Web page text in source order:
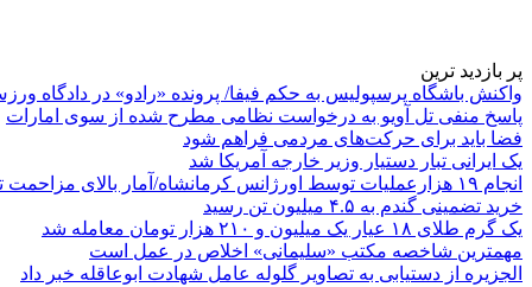
پر بازدید ترین
واکنش باشگاه پرسپولیس به حکم فیفا/ پرونده «رادو» در دادگاه
پاسخ منفی تل آویو به درخواست نظامی مطرح شده از سوی امارات
فضا باید برای حرکت‌های مردمی فراهم شود
یک ایرانی تبار دستیار وزیر خارجه آمریکا شد
انجام ۱۹ هزارعملیات توسط اورژانس کرمانشاه/آمار بالای مزاحمت تلفنی
خرید تضمینی گندم به ۴.۵ میلیون تن رسید
یک گرم طلای ۱۸ عیار یک میلیون و ۲۱۰ هزار تومان معامله شد
مهمترین شاخصه مکتب «سلیمانی» اخلاص در عمل است
الجزیره از دستیابی به تصاویر گلوله عامل شهادت ابوعاقله خبر داد